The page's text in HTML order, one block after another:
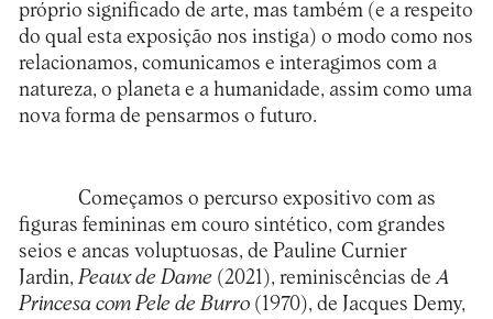
próprio significado de arte, mas também (e a respeito
do qual esta exposição nos instiga) o modo como nos
relacionamos, comunicamos e interagimos com a
natureza, o planeta e a humanidade, assim como uma
nova forma de pensarmos o futuro.
Começamos o percurso expositivo com as
figuras femininas em couro sintético, com grandes
seios e ancas voluptuosas, de Pauline Curnier
Jardin,Peaux de Dame(2021), reminiscências deA
Princesa com Pele de Burro(1970), de Jacques Demy,